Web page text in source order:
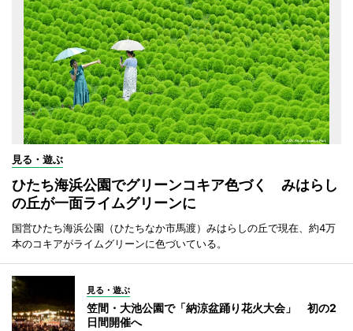
見る・遊ぶ
ひたち海浜公園でグリーンコキア色づく みはらし
の丘が一面ライムグリーンに
国営ひたち海浜公園（ひたちなか市馬渡）みはらしの丘で現在、約4万
本のコキアがライムグリーンに色づいている。
見る・遊ぶ
笠間・大池公園で「納涼盆踊り花火大会」 初の2
日間開催へ